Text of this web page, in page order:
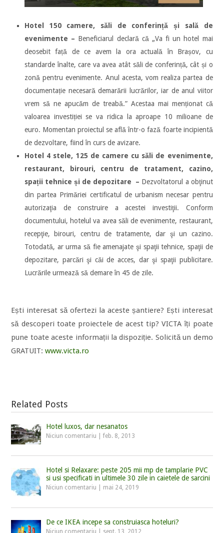
Hotel 150 camere, săli de conferință și sală de
evenimente – Beneficiarul declară că „Va fi un hotel mai
deosebit față de ce avem la ora actuală în Brașov, cu
standarde înalte, care va avea atât săli de conferință, cât și o
zonă pentru evenimente. Anul acesta, vom realiza partea de
documentație necesară demarării lucrărilor, iar de anul viitor
vrem să ne apucăm de treabă.” Acestaa mai menționat că
valoarea investiției se va ridica la aproape 10 milioane de
euro. Momentan proiectul se află într-o fază foarte incipientă
de dezvoltare, fiind în curs de avizare.
Hotel 4 stele, 125 de camere cu săli de evenimente,
restaurant, birouri, centru de tratament, cazino,
spații tehnice și de depozitare – Dezvoltatorul a obţinut
din partea Primăriei certificatul de urbanism necesar pentru
autorizaţia de construire a acestei investiţii. Conform
documentului, hotelul va avea săli de evenimente, restaurant,
recepţie, birouri, centru de tratamente, dar şi un cazino.
Totodată, ar urma să fie amenajate şi spaţii tehnice, spaţii de
depozitare, parcări şi căi de acces, dar şi spaţii publicitare.
Lucrările urmează să demare în 45 de zile.
Ești interesat să ofertezi la aceste șantiere? Ești interesat
să descoperi toate proiectele de acest tip? VICTA îți poate
pune toate aceste informații la dispoziție. Solicită un demo
GRATUIT:www.victa.ro
Related Posts
Hotel luxos, dar nesanatos
Niciun comentariu |feb. 8, 2013
Hotel si Relaxare: peste 205 mii mp de tamplarie PVC
si usi specificati in ultimele 30 zile in caietele de sarcini
Niciun comentariu mai 24, 2019
De ce IKEA incepe sa construiasca hoteluri?
Niciun comentariu sept. 13, 2012